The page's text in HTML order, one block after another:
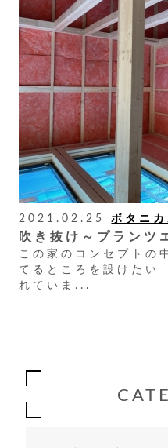
2021.02.25 ボタニ
吹き抜け～プランツ
この家のコンセプトの
てるところを設けたい
れていま...